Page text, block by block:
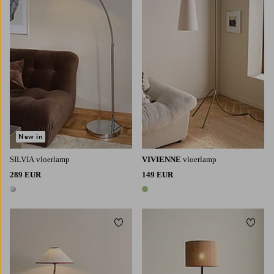
SILVIA vloerlamp
289 EUR
1 kleur
New in
VIVIENNE vloerlamp
149 EUR
1 kleur
Toevoegen aan favorieten